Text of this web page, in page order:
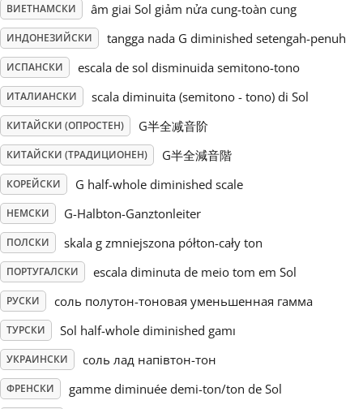
Português
Русский
Svenska
Tiếng Việt
Українська
简体中文
繁體中文
ВИЕТНАМСКИ âm giai Sol giảm nửa cung-toàn cung
ИНДОНЕЗИЙСКИ tangga nada G diminished setengah-penuh
ИСПАНСКИ escala de sol disminuida semitono-tono
ИТАЛИАНСКИ scala diminuita (semitono - tono) di Sol
КИТАЙСКИ (ОПРОСТЕН) G半全减音阶
КИТАЙСКИ (ТРАДИЦИОНЕН) G半全減音階
КОРЕЙСКИ G half-whole diminished scale
НЕМСКИ G-Halbton-Ganztonleiter
ПОЛСКИ skala g zmniejszona półton-cały ton
ПОРТУГАЛСКИ escala diminuta de meio tom em Sol
РУСКИ соль полутон-тоновая уменьшенная гамма
ТУРСКИ Sol half-whole diminished gamı
УКРАИНСКИ соль лад напівтон-тон
ФРЕНСКИ gamme diminuée demi-ton/ton de Sol